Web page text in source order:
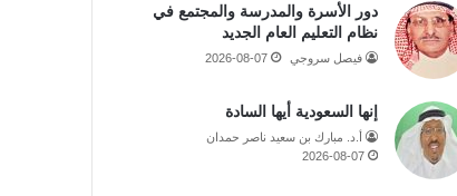
دور الأسرة والمدرسة والمجتمع في
نظام التعليم العام الجديد
فيصل سروجي 2026-08-07
إنها السعودية أيها السادة
أ.د. مبارك بن سعيد ناصر حمدان
2026-08-07